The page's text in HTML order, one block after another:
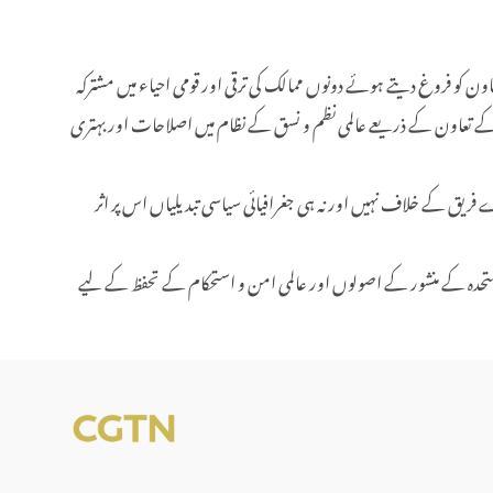
فروغ دیتے ہوئے دونوں ممالک کی ترقی اور قومی احیاء میں مشترکہ
کے تعاون کے ذریعے عالمی نظم و نسق کے نظام میں اصلاحات اور بہتری
کے خلاف نہیں اور نہ ہی جغرافیائی سیاسی تبدیلیاں اس پر اثر
کے منشور کے اصولوں اور عالمی امن و استحکام کے تحفظ کے لیے